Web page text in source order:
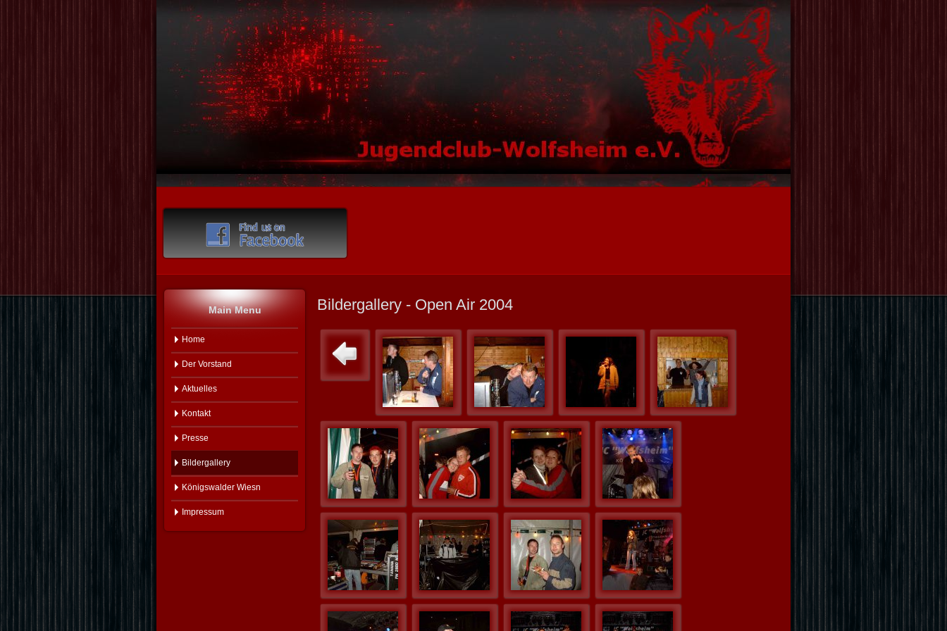
Main Menu
Home
Der Vorstand
Aktuelles
Kontakt
Presse
Bildergallery
Königswalder Wiesn
Impressum
Bildergallery - Open Air 2004